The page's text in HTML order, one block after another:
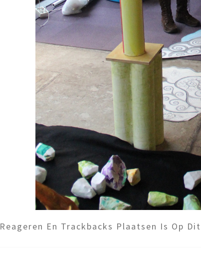
Reageren En Trackbacks Plaatsen Is Op